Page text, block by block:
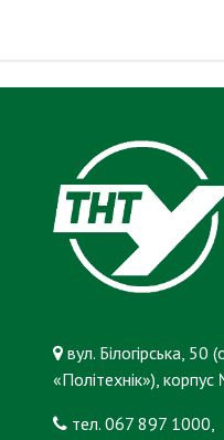
вул. Білогірська, 50
«Політехнік»),
тел. 067 897 1000,